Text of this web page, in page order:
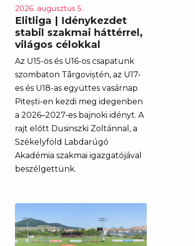
2026. augusztus 5.
Elitliga | Idénykezdet
stabil szakmai háttérrel,
világos célokkal
Az U15-ös és U16-os csapatunk
szombaton Târgoviștén, az U17-
es és U18-as együttes vasárnap
Pitești-en kezdi meg idegenben
a 2026–2027-es bajnoki idényt. A
rajt előtt Dusinszki Zoltánnal, a
Székelyföld Labdarúgó
Akadémia szakmai igazgatójával
beszélgettünk.